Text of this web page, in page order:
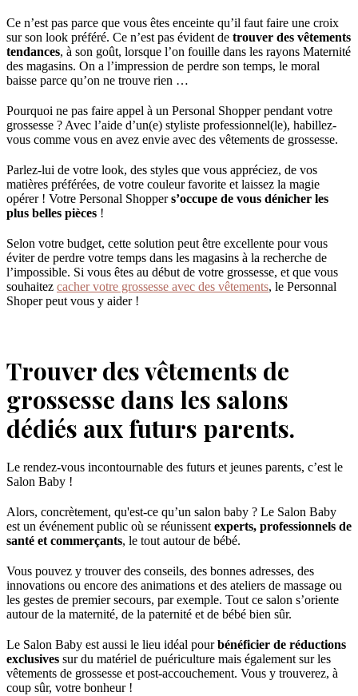
Ce n’est pas parce que vous êtes enceinte qu’il faut faire une croix
sur son look préféré. Ce n’est pas évident de trouver des vêtements
tendances, à son goût, lorsque l’on fouille dans les rayons Maternité
des magasins. On a l’impression de perdre son temps, le moral
baisse parce qu’on ne trouve rien …
Pourquoi ne pas faire appel à un Personal Shopper pendant votre
grossesse ? Avec l’aide d’un(e) styliste professionnel(le), habillez-
vous comme vous en avez envie avec des vêtements de grossesse.
Parlez-lui de votre look, des styles que vous appréciez, de vos
matières préférées, de votre couleur favorite et laissez la magie
opérer ! Votre Personal Shoppers’occupe de vous dénicher les
plus belles pièces !
Selon votre budget, cette solution peut être excellente pour vous
éviter de perdre votre temps dans les magasins à la recherche de
l’impossible. Si vous êtes au début de votre grossesse, et que vous
souhaitez cacher votre grossesse avec des vêtements, le Personnal
Shoper peut vous y aider !
Trouver des vêtements de
grossesse dans les salons
dédiés aux futurs parents.
Le rendez-vous incontournable des futurs et jeunes parents, c’est le
Salon Baby !
Alors, concrètement, qu'est-ce qu’un salon baby ? Le Salon Baby
est un événement public où se réunissent experts, professionnels de
santé et commerçants, le tout autour de bébé.
Vous pouvez y trouver des conseils, des bonnes adresses, des
innovations ou encore des animations et des ateliers de massage ou
les gestes de premier secours, par exemple. Tout ce salon s’oriente
autour de la maternité, de la paternité et de bébé bien sûr.
Le Salon Baby est aussi le lieu idéal pourbénéficier de réductions
exclusives sur du matériel de puériculture mais également sur les
vêtements de grossesse et post-accouchement. Vous y trouverez, à
coup sûr, votre bonheur !